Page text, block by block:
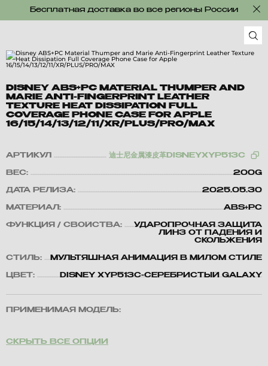
Бесплатная доставка во все регионы России
DISNEY ABS+PC MATERIAL THUMPER AND
MARIE ANTI-FINGERPRINT LEATHER
TEXTURE HEAT DISSIPATION FULL
COVERAGE PHONE CASE FOR APPLE
16/15/14/13/12/11/XR/PLUS/PRO/MAX
АРТИКУЛ 迪士尼金属漆皮革DISNEYXYP513C
ВЕС: 200G
ДАТА РЕЛИЗА: 2025.05.30
МАТЕРИАЛ: ABS+PC
ФУНКЦИЯ / СВОЙСТВА:
УДАРОПРОЧНАЯ ЗАЩИТА
ЛИНЗ ОТ ПАДЕНИЯ И
СКОЛЬЖЕНИЯ
СТИЛЬ: МУЛЬТЯШНАЯ АНИМАЦИЯ В МИЛОМ СТИЛЕ
ЦВЕТ: DISNEY XYP513C-СЕРЕБРИСТЫЙ GALAXY
ПРИМЕНИМАЯ МОДЕЛЬ:
СКРЫТЬ ВСЕ ОПЦИИ